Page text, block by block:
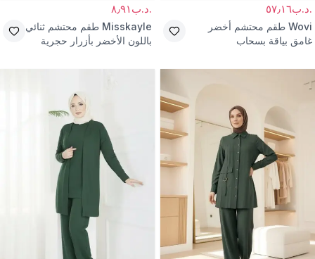
.د.ب٥٧٫١٦
Wovi طقم محتشم أخضر
غامق بياقة بسحاب
.د.ب٨٫٩١
Misskayle طقم محتشم ثنائي
باللون الأخضر بأزرار حجرية